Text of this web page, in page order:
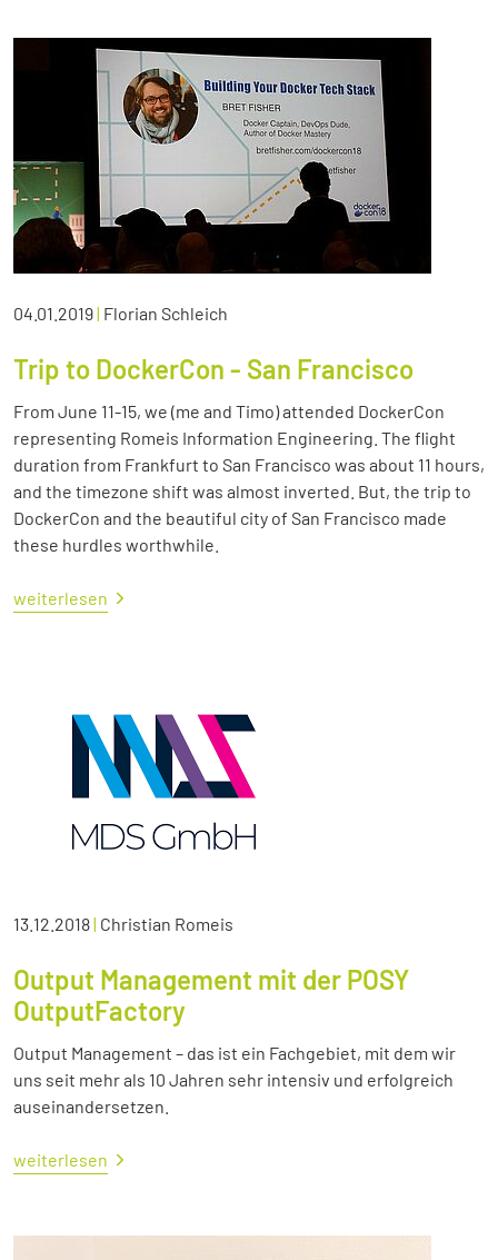
04.01.2019| Florian Schleich
Trip to DockerCon - San Francisco
From June 11-15, we (me and Timo) attended DockerCon
representing Romeis Information Engineering. The flight
duration from Frankfurt to San Francisco was about 11 hours,
and the timezone shift was almost inverted. But, the trip to
DockerCon and the beautiful city of San Francisco made
these hurdles worthwhile.
weiterlesen
13.12.2018| Christian Romeis
Output Management mit der POSY
OutputFactory
Output Management – das ist ein Fachgebiet, mit dem wir
uns seit mehr als 10 Jahren sehr intensiv und erfolgreich
auseinandersetzen.
weiterlesen